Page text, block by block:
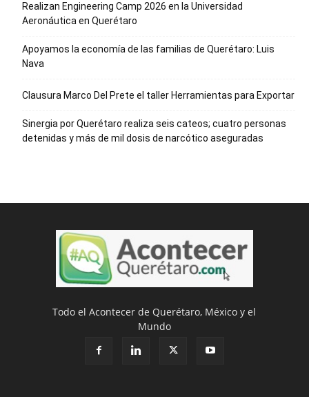
Realizan Engineering Camp 2026 en la Universidad
Aeronáutica en Querétaro
Apoyamos la economía de las familias de Querétaro: Luis
Nava
Clausura Marco Del Prete el taller Herramientas para Exportar
Sinergia por Querétaro realiza seis cateos; cuatro personas
detenidas y más de mil dosis de narcótico aseguradas
Todo el Acontecer de Querétaro, México y el
Mundo